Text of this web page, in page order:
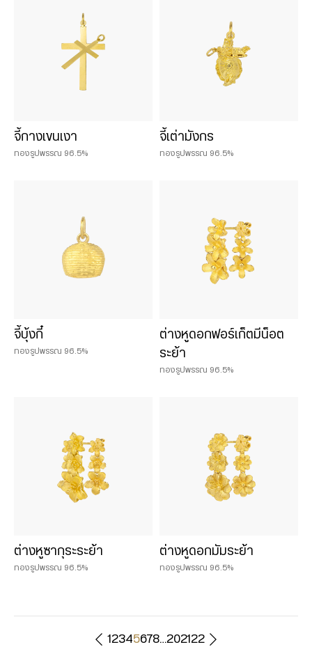
จี้กางเขนเงา
ทองรูปพรรณ 96.5%
จี้เต่ามังกร
ทองรูปพรรณ 96.5%
จี้บุ้งกี๋
ทองรูปพรรณ 96.5%
ต่างหูดอกฟอร์เก็ตมีน็อต
ระย้า
ทองรูปพรรณ 96.5%
ต่างหูซากุระระย้า
ทองรูปพรรณ 96.5%
ต่างหูดอกมัมระย้า
ทองรูปพรรณ 96.5%
1 2345678…2021 22